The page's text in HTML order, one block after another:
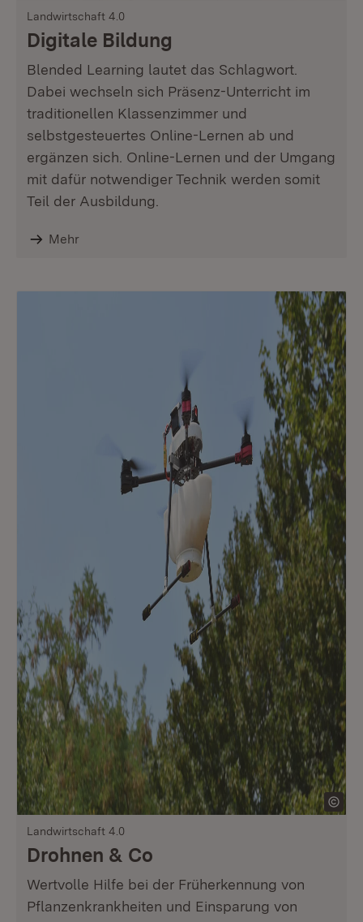
Landwirtschaft 4.0
Digitale Bildung
Blended Learning lautet das Schlagwort.
Dabei wechseln sich Präsenz-Unterricht im
traditionellen Klassenzimmer und
selbstgesteuertes Online-Lernen ab und
ergänzen sich. Online-Lernen und der Umgang
mit dafür notwendiger Technik werden somit
Teil der Ausbildung.
Mehr
Landwirtschaft 4.0
Drohnen & Co
Wertvolle Hilfe bei der Früherkennung von
Pflanzenkrankheiten und Einsparung von